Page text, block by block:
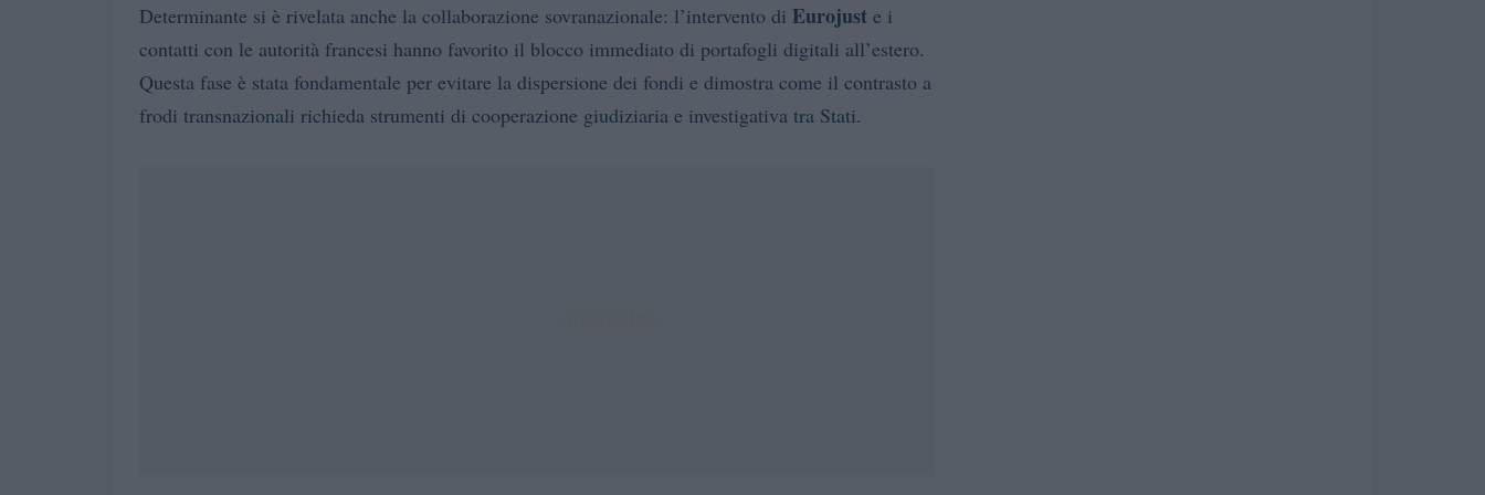
Determinante si è rivelata anche la collaborazione sovranazionale: l’intervento di Eurojust e i
contatti con le autorità francesi hanno favorito il blocco immediato di portafogli digitali all’estero.
Questa fase è stata fondamentale per evitare la dispersione dei fondi e dimostra come il contrasto a
frodi transnazionali richieda strumenti di cooperazione giudiziaria e investigativa tra Stati.